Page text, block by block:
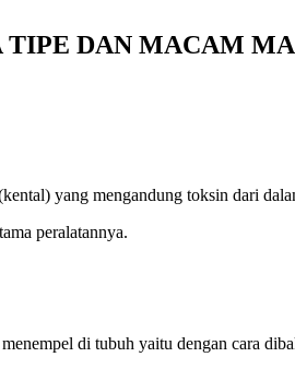
DAN MACAM
yang mengandung toksin dari
peralatannya.
di tubuh yaitu dengan cara